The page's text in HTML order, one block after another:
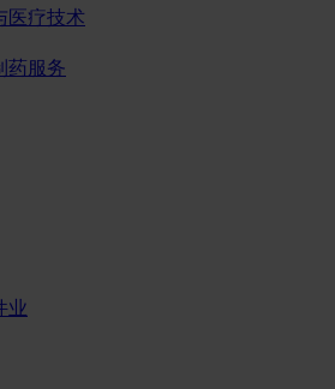
医疗技术
药服务
业